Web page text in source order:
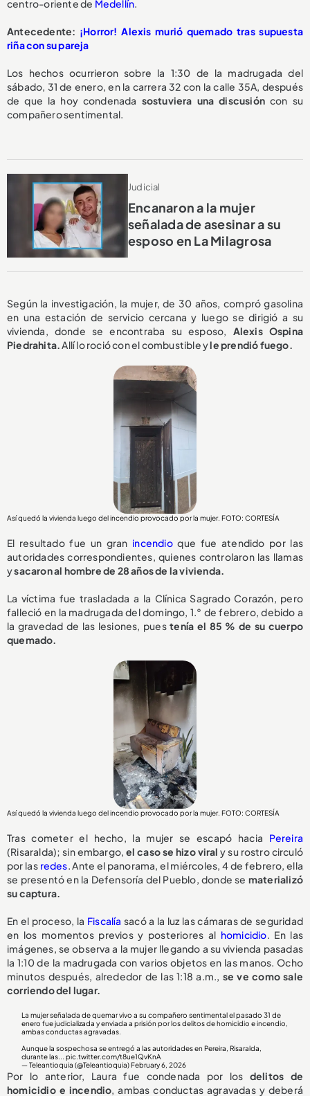
centro-oriente de Medellín.
Antecedente: ¡Horror! Alexis murió quemado tras supuesta
riña con su pareja
Los hechos ocurrieron sobre la 1:30 de la madrugada del
sábado, 31 de enero, en la carrera 32 con la calle 35A, después
de que la hoy condenada sostuviera una discusión con su
compañero sentimental.
Judicial
Encanaron a la mujer
señalada de asesinar a su
esposo en La Milagrosa
Según la investigación, la mujer, de 30 años, compró gasolina
en una estación de servicio cercana y luego se dirigió a su
vivienda, donde se encontraba su esposo, Alexis Ospina
Piedrahita.Allí lo roció con el combustible yle prendió fuego.
Así quedó la vivienda luego del incendio provocado por la mujer. FOTO: CORTESÍA
El resultado fue un gran incendioque fue atendido por las
autoridades correspondientes, quienes controlaron las llamas
ysacaron al hombre de 28 años de la vivienda.
La víctima fue trasladada a la Clínica Sagrado Corazón, pero
falleció en la madrugada del domingo, 1.° de febrero, debido a
la gravedad de las lesiones, puestenía el 85 % de su cuerpo
quemado.
Así quedó la vivienda luego del incendio provocado por la mujer. FOTO: CORTESÍA
Tras cometer el hecho, la mujer se escapó hacia Pereira
(Risaralda); sin embargo, el caso se hizo viral y su rostro circuló
por las redes. Ante el panorama, el miércoles, 4 de febrero, ella
se presentó en la Defensoría del Pueblo, donde se materializó
su captura.
En el proceso, la Fiscalía sacó a la luz las cámaras de seguridad
en los momentos previos y posteriores al homicidio. En las
imágenes, se observa a la mujer llegando a su vivienda pasadas
la 1:10 de la madrugada con varios objetos en las manos. Ocho
minutos después, alrededor de las 1:18 a.m., se ve como sale
corriendo del lugar.
La mujer señalada de quemar vivo a su compañero sentimental el pasado 31 de
enero fue judicializada y enviada a prisión por los delitos de homicidio e incendio,
ambas conductas agravadas.
Aunque la sospechosa se entregó a las autoridades en Pereira, Risaralda,
durante las...pic.twitter.com/t8ue1QvKnA
— Teleantioquia (@Teleantioquia)February 6, 2026
Por lo anterior, Laura fue condenada por los delitos de
homicidio e incendio, ambas conductas agravadas y deberá